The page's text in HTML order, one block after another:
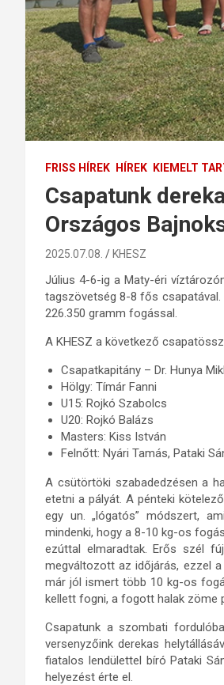
FRISS HÍREK HÍREK KIEMELT
Csapatunk
Országos
2025.07.08. KHESZ
Július 4-6-ig a Maty-éri
tagszövetség 8-8 fős csapatával.
226.350 gramm fogással.
A KHESZ a következő
Csapatkapitány – Dr. Hunya
Hölgy: Tímár Fanni
U15: Rojkó Szabolcs
U20: Rojkó Balázs
Masters: Kiss István
Felnőtt: Nyári Tamás, Pataki
A csütörtöki szabadedzésen a
etetni a pályát. A pénteki
egy un. „lógatós” módszert,
mindenki, hogy a 8-10 kg-os
ezúttal elmaradtak. Erős szél
megváltozott az időjárás, ezzel
már jól ismert több 10 kg-os
kellett fogni, a fogott halak zöme
Csapatunk a szombati
versenyzőink derekas
fiatalos lendülettel bíró Pataki
helyezést érte el.